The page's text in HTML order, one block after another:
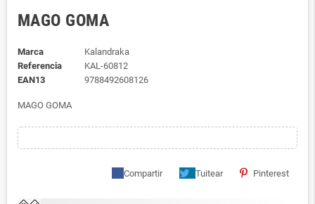
MAGO GOMA
Marca
Kalandraka
Referencia
KAL-60812
EAN13
9788492608126
MAGO GOMA
Compartir Tuitear Pinterest